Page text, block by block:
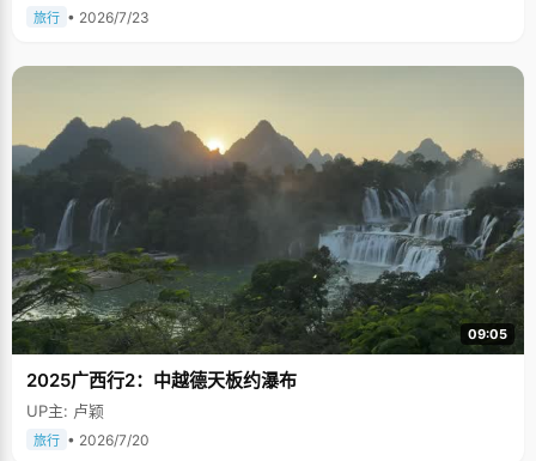
旅行 • 2026/7/23
09:05
2025广西行2：中越德天板约瀑布
UP主: 卢颖
旅行 • 2026/7/20